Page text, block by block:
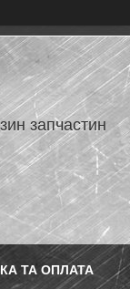
запчастин
ТА ОПЛАТА